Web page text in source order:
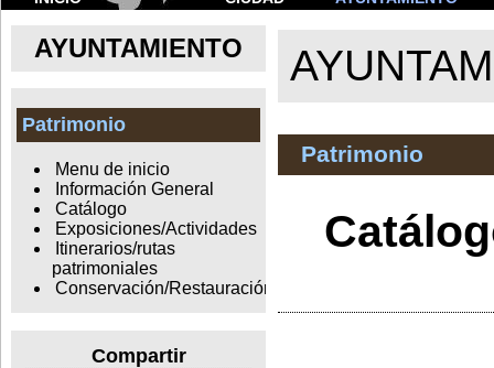
AYUNTAMIENTO
Patrimonio
Menu de inicio
Información General
Catálogo
Exposiciones/Actividades
Itinerarios/rutas
patrimoniales
Conservación/Restauración
Compartir
Patrimonio